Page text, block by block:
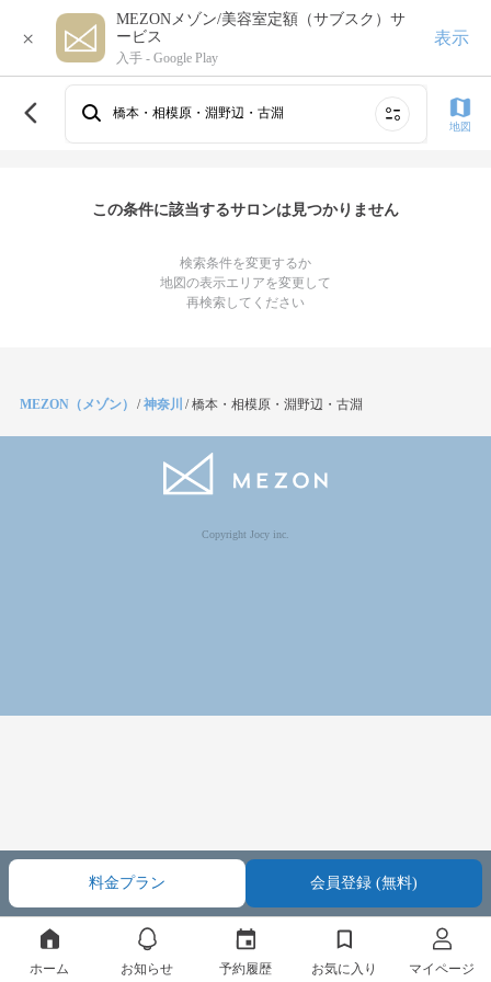
×
MEZONメゾン/美容室定額（サブスク）サ
ービス
入手 - Google Play
表示
橋本・相模原・淵野辺・古淵
地図
この条件に該当するサロンは見つかりません
検索条件を変更するか
地図の表示エリアを変更して
再検索してください
料金プラン 会員登録 (無料)
MEZON（メゾン） /神奈川 /橋本・相模原・淵野辺・古淵
Copyright Jocy inc.
ホーム お知らせ 予約履歴 お気に入り マイページ